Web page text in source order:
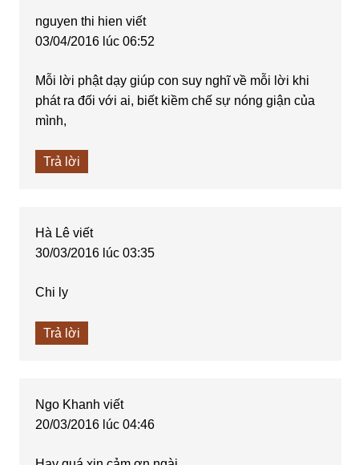
nguyen thi hien viết
03/04/2016 lúc 06:52
Mỗi lời phật dạy giúp con suy nghĩ về mỗi lời khi
phát ra đối với ai, biết kiềm chế sự nóng giận của
mình,
Trả lời
Hà Lê viết
30/03/2016 lúc 03:35
Chi ly
Trả lời
Ngo Khanh viết
20/03/2016 lúc 04:46